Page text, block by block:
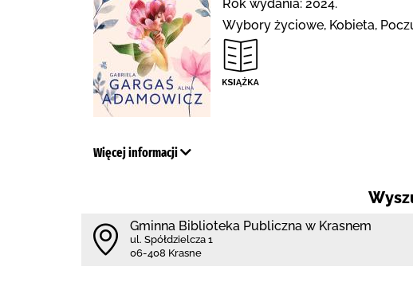
Rok wydania: 2024.
Wybory życiowe, Kobieta,
Więcej informacji
Gminna Biblioteka Publiczna w Krasnem
ul. Spółdzielcza 1
06-408 Krasne